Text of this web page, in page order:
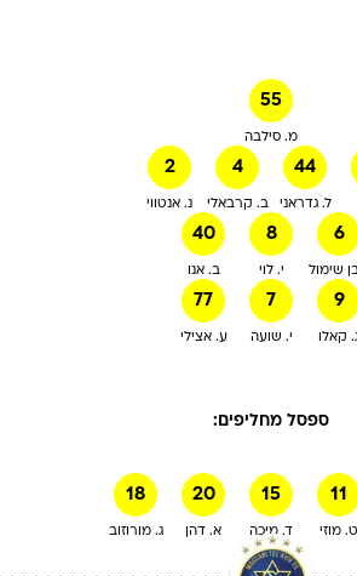
55
מ. סילבה
2
נ. אנטווי
4
ב. קרבאלי
44
ל. גדראני
40
ב. אנו
8
י. לוי
6
שימול
77
ע. אצילי
7
י. שועה
9
קאלו
ספסל מחליפים:
18
ג. מורוזוב
20
א. דהן
15
ד. מיכה
11
ט. מוזי